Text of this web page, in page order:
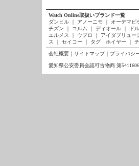
Watch Online取扱いブランド一覧
ダンヒル
｜ アノーニモ ｜ オーデマピ
チズン
｜ コルム ｜ ディオール ｜ ド
エルメス
｜ ウブロ ｜ アイダブリュー
ス
｜ セイコー ｜ タグ ホイヤー ｜
会社概要 ｜ サイトマップ｜ プライバシ
愛知県公安委員会認可古物商 第